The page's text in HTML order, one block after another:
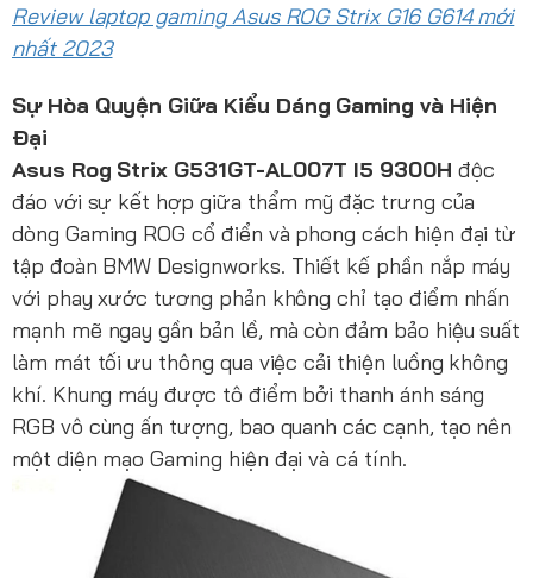
Review laptop gaming Asus ROG Strix G16 G614 mới
nhất 2023
Sự Hòa Quyện Giữa Kiểu Dáng Gaming và Hiện
Đại
Asus Rog Strix G531GT-AL007T I5 9300H độc
đáo với sự kết hợp giữa thẩm mỹ đặc trưng của
dòng Gaming ROG cổ điển và phong cách hiện đại từ
tập đoàn BMW Designworks. Thiết kế phần nắp máy
với phay xước tương phản không chỉ tạo điểm nhấn
mạnh mẽ ngay gần bản lề, mà còn đảm bảo hiệu suất
làm mát tối ưu thông qua việc cải thiện luồng không
khí. Khung máy được tô điểm bởi thanh ánh sáng
RGB vô cùng ấn tượng, bao quanh các cạnh, tạo nên
một diện mạo Gaming hiện đại và cá tính.